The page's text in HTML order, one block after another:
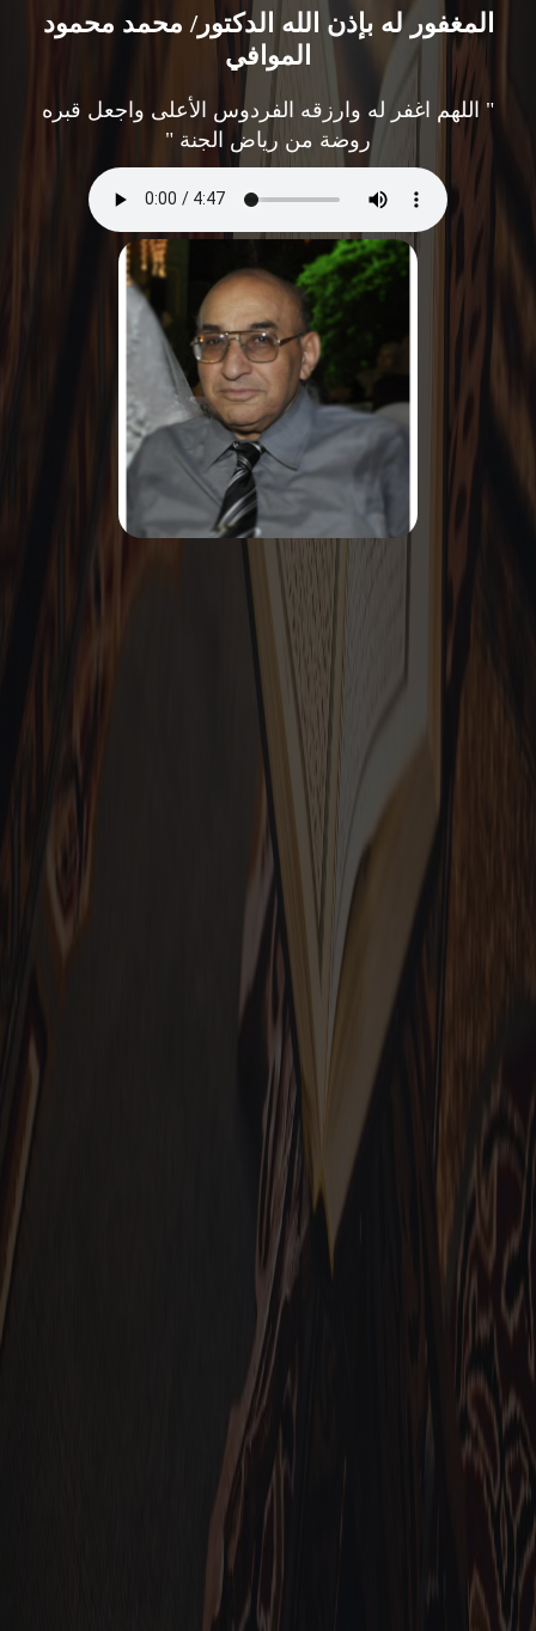
المغفور له بإذن الله الدكتور/ محمد محمود
الموافي
" اللهم اغفر له وارزقه الفردوس الأعلى واجعل قبره
روضة من رياض الجنة "